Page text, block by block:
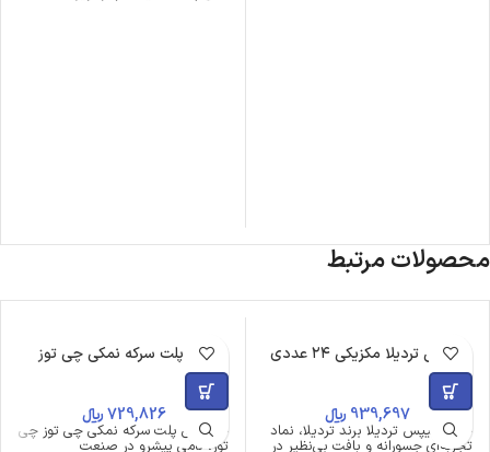
محصولات مرتبط
چیپس تردیلا مکزیکی ۲۴ عددی
939,697 ﷼
خرید چیپس تردیلا برند تردیلا، نماد
تجربه‌ای جسورانه و بافت بی‌نظیر در
ناموجودچی پلت سرکه نمکی چی توز
729,826﷼
خریدچی پلت سرکه نمکی چی توز چی
توز، نامی پیشرو در صنعت